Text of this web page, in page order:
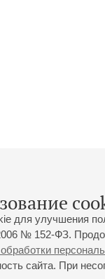
для улучшения
№ 152-ФЗ.
сайта. При